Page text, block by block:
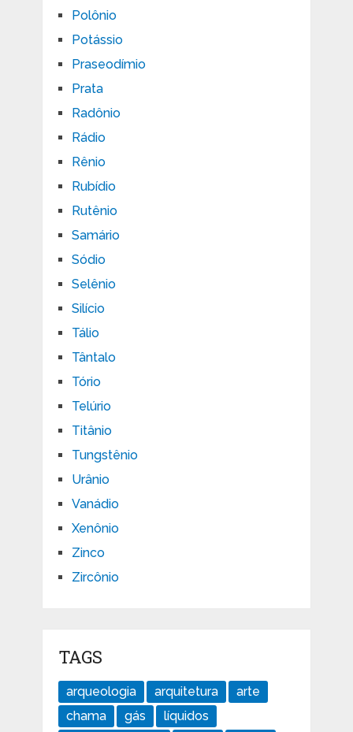
Polônio
Potássio
Praseodímio
Prata
Radônio
Rádio
Rênio
Rubídio
Rutênio
Samário
Sódio
Selênio
Silício
Tálio
Tântalo
Tório
Telúrio
Titânio
Tungstênio
Urânio
Vanádio
Xenônio
Zinco
Zircônio
TAGS
arqueologia arquitetura
arte
chama
gás
líquidos